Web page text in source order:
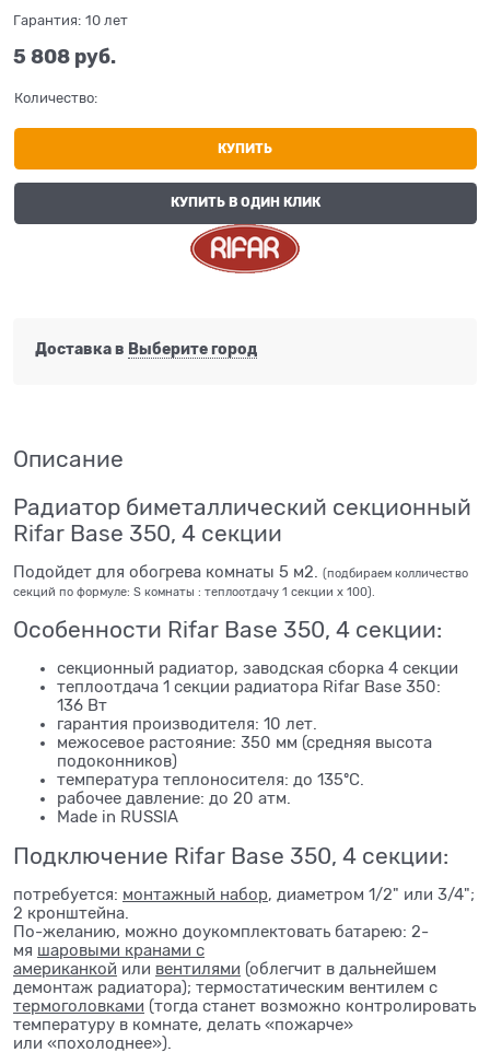
Гарантия: 10 лет
5 808 руб.
Количество:
КУПИТЬ
КУПИТЬ В ОДИН КЛИК
Доставка в Выберите город
Описание
Радиатор биметаллический секционный
Rifar Base 350, 4 секции
Подойдет для обогрева комнаты 5 м2.
(подбираем колличество
секций по формуле: S комнаты : теплоотдачу 1 секции х 100).
Особенности Rifar Base 350, 4 секции:
секционный радиатор, заводская сборка 4 секции
теплоотдача 1 секции радиатора Rifar Base 350:
136 Вт
гарантия производителя: 10 лет.
межосевое растояние: 350 мм (средняя высота
подоконников)
температура теплоносителя: до 135ºС.
рабочее давление: до 20 атм.
Made in RUSSIA
Подключение Rifar Base 350, 4 секции:
потребуется: монтажный набор, диаметром 1/2" или 3/4";
2 кронштейна.
По-желанию, можно доукомплектовать батарею: 2-
мя шаровыми кранами с
американкой или вентилями (облегчит в дальнейшем
демонтаж радиатора); термостатическим вентилем с
термоголовками (тогда станет возможно контролировать
температуру в комнате, делать «пожарче»
или «похолоднее»).